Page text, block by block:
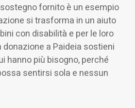
fornito è un esempio
si trasforma in un aiuto
con disabilità e per le loro
a Paideia sostieni
hanno più bisogno, perché
sentirsi sola e nessun